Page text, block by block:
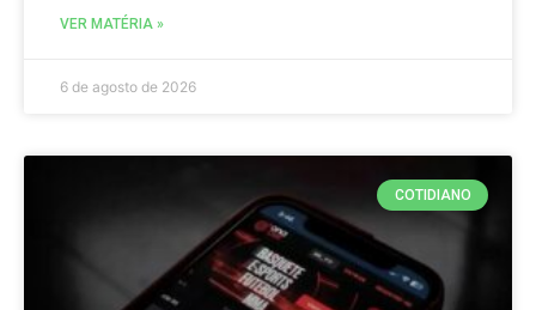
VER MATÉRIA »
6 de agosto de 2026
COTIDIANO